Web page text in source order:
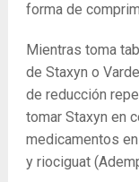
forma de
Mientras toma
de Staxyn o
de reducción
tomar Staxyn en
medicamentos
y riociguat